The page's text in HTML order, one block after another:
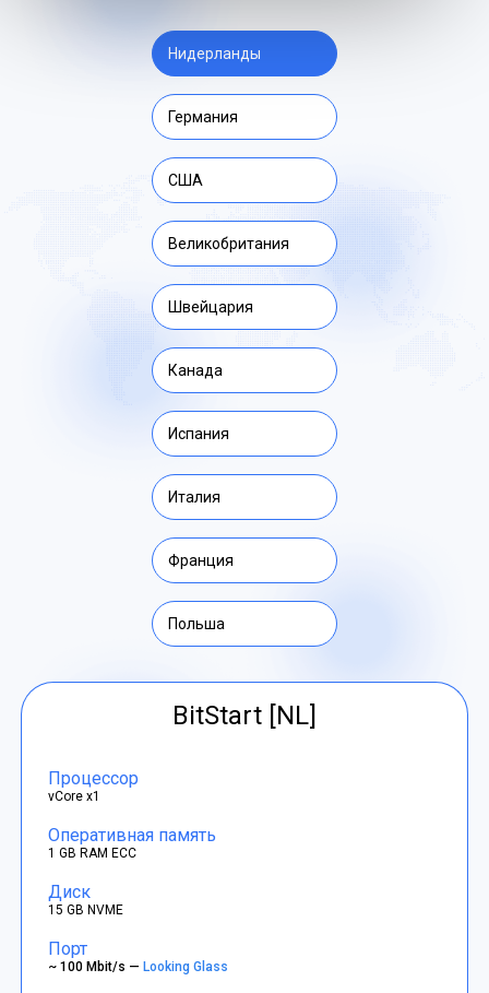
Нидерланды
Германия
США
Великобритания
Швейцария
Канада
Испания
Италия
Франция
Польша
BitStart [NL]
Процессор
vCore x1
Оперативная память
1 GB RAM ECC
Диск
15 GB NVME
Порт
~ 100 Mbit/s —Looking Glass